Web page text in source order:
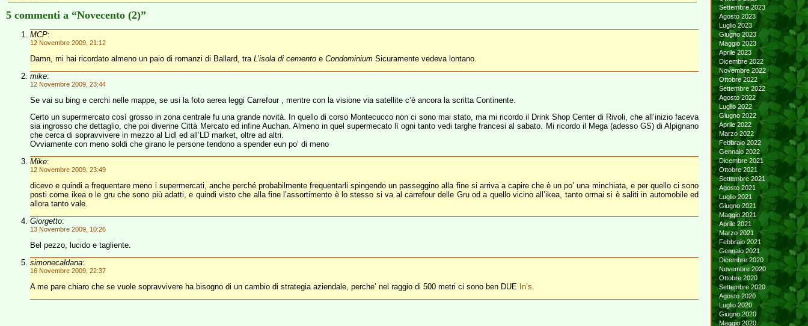
5 commenti a “Novecento (2)”
MCP:
12 Novembre 2009, 21:12
Damn, mi hai ricordato almeno un paio di romanzi di Ballard, tra L’isola di cemento e Condominium Sicuramente vedeva lontano.
mike:
12 Novembre 2009, 23:44
Se vai su bing e cerchi nelle mappe, se usi la foto aerea leggi Carrefour , mentre con la visione via satellite c’è ancora la scritta Continente.
Certo un supermercato così grosso in zona centrale fu una grande novità. In quello di corso Montecucco non ci sono mai stato, ma mi ricordo il Drink Shop Center di Rivoli, che all’inizio faceva
sia ingrosso che dettaglio, che poi divenne Città Mercato ed infine Auchan. Almeno in quel supermecato lì ogni tanto vedi targhe francesi al sabato. Mi ricordo il Mega (adesso GS) di Alpignano
che cerca di sopravvivere in mezzo al Lidl ed all’LD market, oltre ad altri.
Ovviamente con meno soldi che girano le persone tendono a spender eun po’ di meno
Mike:
12 Novembre 2009, 23:49
dicevo e quindi a frequentare meno i supermercati, anche perché probabilmente frequentarli spingendo un passeggino alla fine si arriva a capire che è un po’ una minchiata, e per quello ci sono
posti come ikea o le gru che sono più adatti, e quindi visto che alla fine l’assortimento è lo stesso si va al carrefour delle Gru od a quello vicino all’ikea, tanto ormai si è saliti in automobile ed
allora tanto vale.
Giorgetto:
13 Novembre 2009, 10:26
Bel pezzo, lucido e tagliente.
simonecaldana:
16 Novembre 2009, 22:37
A me pare chiaro che se vuole sopravvivere ha bisogno di un cambio di strategia aziendale, perche’ nel raggio di 500 metri ci sono ben DUE In’s.
Settembre 2023
Agosto 2023
Luglio 2023
Giugno 2023
Maggio 2023
Aprile 2023
Dicembre 2022
Novembre 2022
Ottobre 2022
Settembre 2022
Agosto 2022
Luglio 2022
Giugno 2022
Aprile 2022
Marzo 2022
Febbraio 2022
Gennaio 2022
Dicembre 2021
Ottobre 2021
Settembre 2021
Agosto 2021
Luglio 2021
Giugno 2021
Maggio 2021
Aprile 2021
Marzo 2021
Febbraio 2021
Gennaio 2021
Dicembre 2020
Novembre 2020
Ottobre 2020
Settembre 2020
Agosto 2020
Luglio 2020
Giugno 2020
Maggio 2020